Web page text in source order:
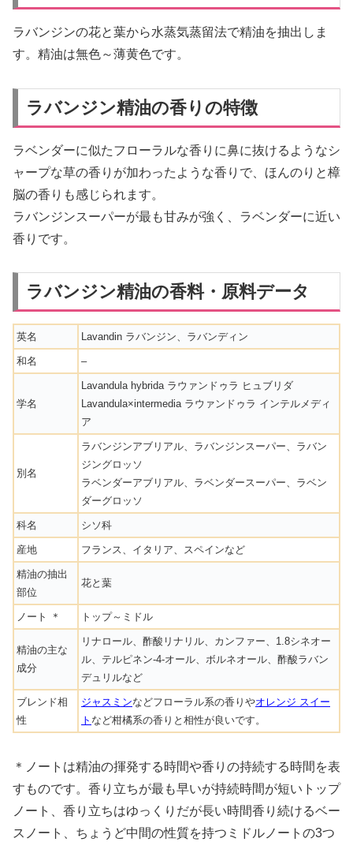
ラバンジンの花と葉から水蒸気蒸留法で精油を抽出しま
す。精油は無色～薄黄色です。
ラバンジン精油の香りの特徴
ラベンダーに似たフローラルな香りに鼻に抜けるようなシ
ャープな草の香りが加わったような香りで、ほんのりと樟
脳の香りも感じられます。
ラバンジンスーパーが最も甘みが強く、ラベンダーに近い
香りです。
ラバンジン精油の香料・原料データ
英名 Lavandin ラバンジン、ラバンディン
和名 –
学名
Lavandula hybrida ラウァンドゥラ ヒュブリダ
Lavandula×intermedia ラウァンドゥラ インテルメディ
ア
別名
ラバンジンアブリアル、ラバンジンスーパー、ラバン
ジングロッソ
ラベンダーアブリアル、ラベンダースーパー、ラベン
ダーグロッソ
科名 シソ科
産地 フランス、イタリア、スペインなど
精油の抽出
部位
花と葉
ノート ＊ トップ～ミドル
精油の主な
成分
リナロール、酢酸リナリル、カンファー、1.8シネオー
ル、テルピネン-4-オール、ボルネオール、酢酸ラバン
デュリルなど
ブレンド相
性
ジャスミンなどフローラル系の香りやオレンジ スイー
ト など柑橘系の香りと相性が良いです。
＊ノートは精油の揮発する時間や香りの持続する時間を表
すものです。香り立ちが最も早いが持続時間が短いトップ
ノート、香り立ちはゆっくりだが長い時間香り続けるベー
スノート、ちょうど中間の性質を持つミドルノートの3つ